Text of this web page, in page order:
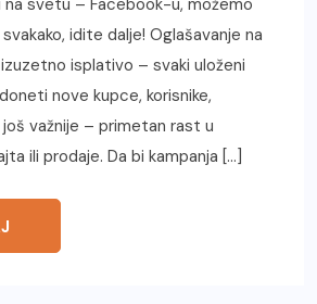
svetu – Facebook-u, možemo
idite dalje! Oglašavanje na
isplativo – svaki uloženi
nove kupce, korisnike,
važnije – primetan rast u
ili prodaje. Da bi kampanja […]